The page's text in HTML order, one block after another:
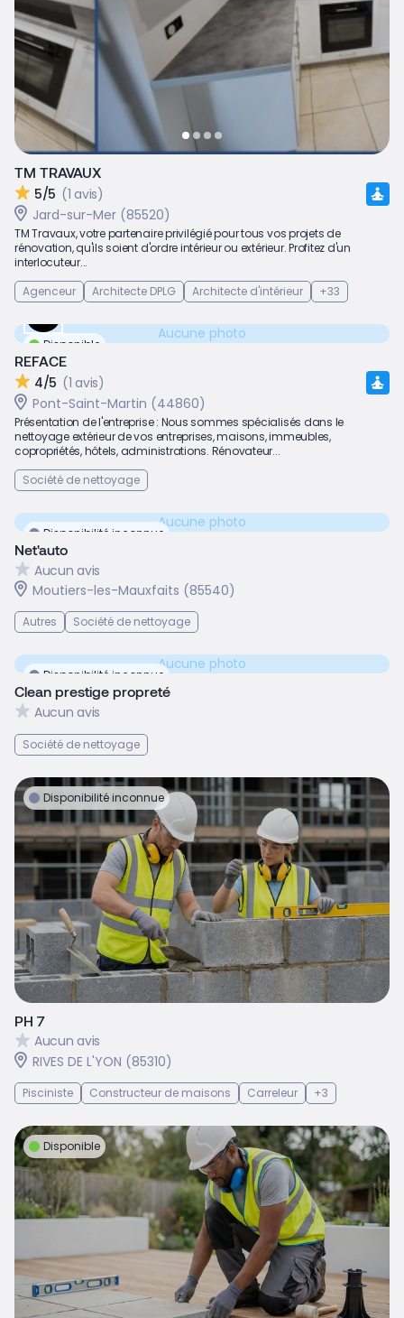
TM TRAVAUX
5/5 (1 avis)
Jard-sur-Mer (85520)
TM Travaux, votre partenaire privilégié pour tous vos projets de
rénovation, qu'ils soient d'ordre intérieur ou extérieur. Profitez d'un
interlocuteur...
Agenceur
Architecte DPLG Architecte d'intérieur +33
Disponible
Aucune photo
REFACE
4/5 (1 avis)
Pont-Saint-Martin (44860)
Présentation de l'entreprise : Nous sommes spécialisés dans le
nettoyage extérieur de vos entreprises, maisons, immeubles,
copropriétés, hôtels, administrations. Rénovateur...
Société de nettoyage
Disponibilité inconnue
Aucune photo
Net'auto
Aucun avis
Moutiers-les-Mauxfaits (85540)
Autres Société de nettoyage
Disponibilité inconnue
Aucune photo
Clean prestige propreté
Aucun avis
Société de nettoyage
Disponibilité inconnue
PH 7
Aucun avis
RIVES DE L'YON (85310)
Pisciniste Constructeur de maisons Carreleur +3
Disponible